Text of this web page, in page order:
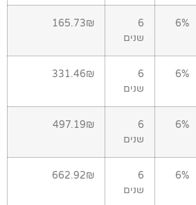
6%
6
שנים
165.73₪
6%
6
שנים
331.46₪
6%
6
שנים
497.19₪
6%
6
שנים
662.92₪